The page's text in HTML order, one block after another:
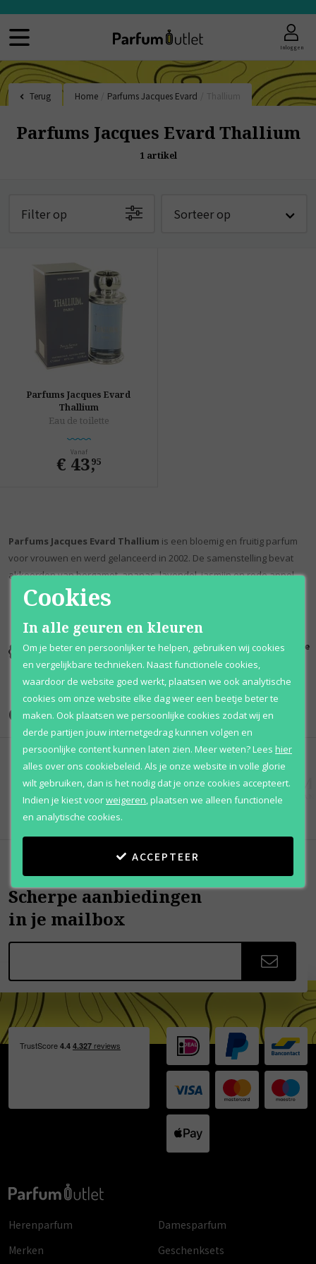
Inloggen
Terug Home Parfums Jacques Evard
Parfums Jacques Evard Thallium
1 artikel
Filter op Sorteer op
Parfums Jacques Evard
Thallium
Eau de toilette
Vanaf
€ 43,
95
Parfums Jacques Evard Thallium is een bloemig en fruitig parfum
voor vrouwen en werd gelanceerd in 2002. De samenstelling bevat
akkoorden van bergamot, ananas, lavendel, jasmijn en rode appel.
Kortingen
tot wel 70%
Al 12 jaar
voordelig
100% originele
parfums
Onze merken
Scherpe aanbiedingen
in je mailbox
Herenparfum
Damesparfum
Merken
Geschenksets
Cookies
In alle geuren en kleuren
Om je beter en persoonlijker te helpen, gebruiken wij cookies
en vergelijkbare technieken. Naast functionele cookies,
waardoor de website goed werkt, plaatsen we ook analytische
cookies om onze website elke dag weer een beetje beter te
maken. Ook plaatsen we persoonlijke cookies zodat wij en
derde partijen jouw internetgedrag kunnen volgen en
persoonlijke content kunnen laten zien. Meer weten?Lees hier
alles over ons cookiebeleid. Als je onze website in volle glorie
wilt gebruiken, dan is het nodig dat je onze cookies accepteert.
Indien je kiest voorweigeren plaatsen we alleen functionele
en analytische cookies.
ACCEPTEER